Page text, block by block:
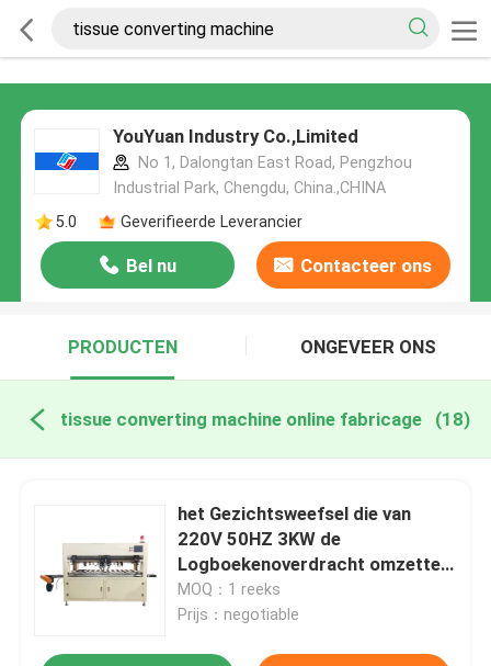
YouYuan Industry Co.,Limited
No 1, Dalongtan East Road, Pengzhou
Industrial Park, Chengdu, China.,CHINA
5.0
Geverifieerde Leverancier
Bel nu Contacteer ons
PRODUCTEN ONGEVEER ONS
tissue converting machine online fabricage (18)
het Gezichtsweefsel die van
220V 50HZ 3KW de
Logboekenoverdracht omzetten
van het Machinepapieren
zakdoekje 12 Logboeken
MOQ：1 reeks
Prijs：negotiable